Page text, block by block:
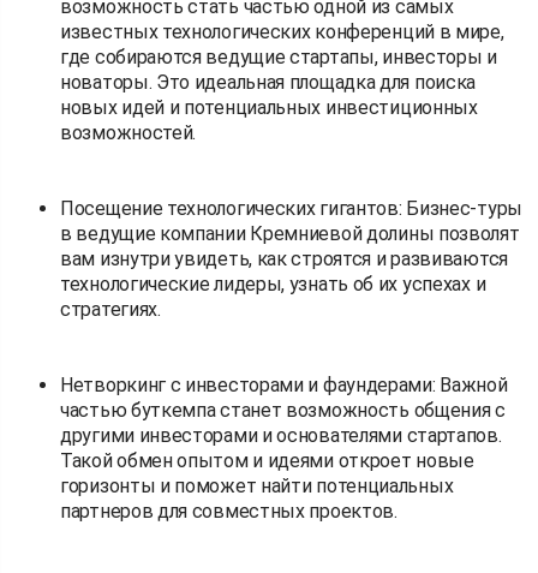
возможность стать частью одной из самых
известных технологических конференций в мире,
где собираются ведущие стартапы, инвесторы и
новаторы. Это идеальная площадка для поиска
новых идей и потенциальных инвестиционных
возможностей.
Посещение технологических гигантов: Бизнес-туры
в ведущие компании Кремниевой долины позволят
вам изнутри увидеть, как строятся и развиваются
технологические лидеры, узнать об их успехах и
стратегиях.
Нетворкинг с инвесторами и фаундерами: Важной
частью буткемпа станет возможность общения с
другими инвесторами и основателями стартапов.
Такой обмен опытом и идеями откроет новые
горизонты и поможет найти потенциальных
партнеров для совместных проектов.